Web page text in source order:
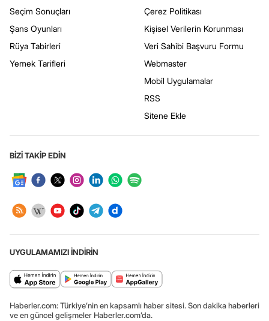
Seçim Sonuçları
Şans Oyunları
Rüya Tabirleri
Yemek Tarifleri
Çerez Politikası
Kişisel Verilerin Korunması
Veri Sahibi Başvuru Formu
Webmaster
Mobil Uygulamalar
RSS
Sitene Ekle
BİZİ TAKİP EDİN
UYGULAMAMIZI İNDİRİN
Haberler.com: Türkiye’nin en kapsamlı haber sitesi. Son dakika haberleri
ve en güncel gelişmeler Haberler.com’da.